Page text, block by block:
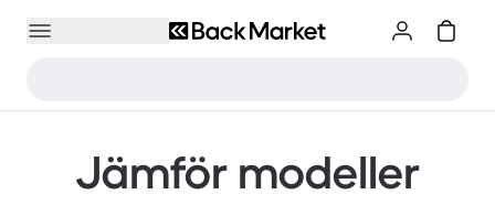
Jämför modeller